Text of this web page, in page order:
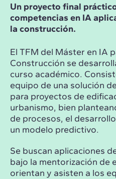
Un proyecto final
competencias en IA
la construcción.
El TFM del Máster en IA
Construcción se
curso académico.
equipo de una solución
para proyectos de
urbanismo, bien
de procesos, el
un modelo predictivo.
Se buscan aplicaciones
bajo la mentorización de
orientan y asisten a los